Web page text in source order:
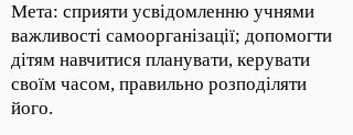
Мета: сприяти усвідомленню учнями
важливості самоорганізації; допомогти
дітям навчитися планувати, керувати
своїм часом, правильно розподіляти
його.